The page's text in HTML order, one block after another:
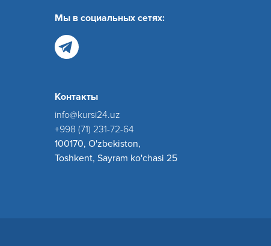
Мы в социальных сетях:
Контакты
info@kursi24.uz
+998 (71) 231-72-64
100170, O'zbekiston,
Toshkent, Sayram ko'chasi 25